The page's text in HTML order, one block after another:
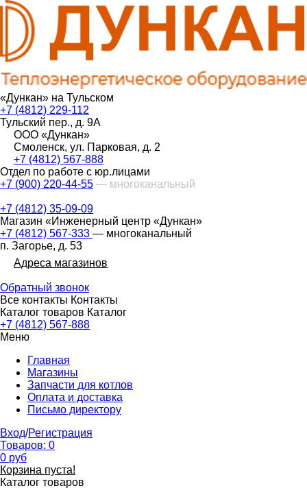
«Дункан» на Тульском
+7 (4812) 229-112
Тульский пер., д. 9А
ООО «Дункан»
Смоленск, ул. Парковая, д. 2
+7 (4812) 567-888
Отдел по работе с юр.лицами
+7 (900) 220-44-55 — многоканальный
+7 (4812) 35-09-09
Магазин «Инженерный центр «Дункан»
+7 (4812) 567-333 — многоканальный
п. Загорье, д. 53
Адреса магазинов
Обратный звонок
Все контакты Контакты
Каталог товаров Каталог
+7 (4812) 567-888
Меню
Главная
Магазины
Запчасти для котлов
Оплата и доставка
Письмо директору
Вход/Регистрация
Товаров: 0
0 руб
Корзина пуста!
Каталог товаров